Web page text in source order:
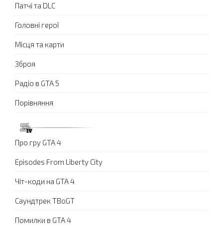
Патчі та DLC
Головні герої
Місця та карти
Зброя
Радіо в GTA 5
Порівняння
Про гру GTA 4
Episodes From Liberty City
Чіт-коди на GTA 4
Саундтрек TBoGT
Помилки в GTA 4